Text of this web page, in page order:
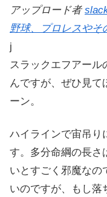
アップロード者
野球、プロレスやそ
j
スラックエフアール
んですが、ぜひ見て
ーン。
ハイラインで宙吊り
す。多分命綱の長さ
いとすごく邪魔なの
いのですが、もし落